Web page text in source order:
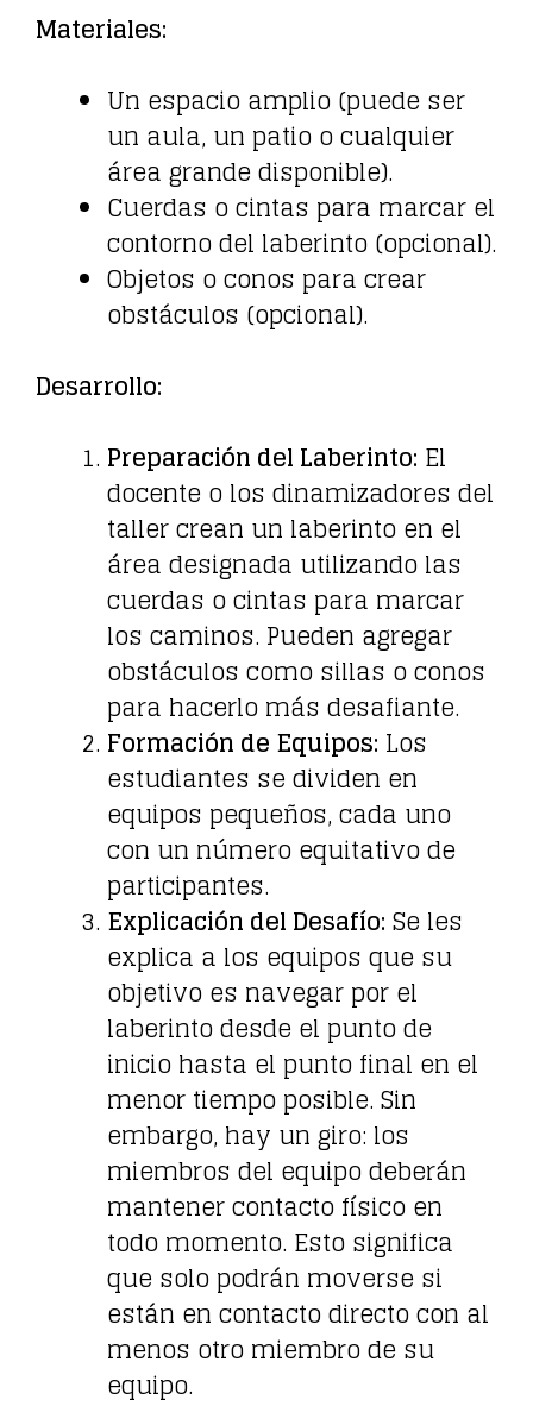
Materiales:
Un espacio amplio (puede ser
un aula, un patio o cualquier
área grande disponible).
Cuerdas o cintas para marcar el
contorno del laberinto (opcional).
Objetos o conos para crear
obstáculos (opcional).
Desarrollo:
Preparación del Laberinto: El
docente o los dinamizadores del
taller crean un laberinto en el
área designada utilizando las
cuerdas o cintas para marcar
los caminos. Pueden agregar
obstáculos como sillas o conos
para hacerlo más desafiante.
Formación de Equipos: Los
estudiantes se dividen en
equipos pequeños, cada uno
con un número equitativo de
participantes.
Explicación del Desafío:Se les
explica a los equipos que su
objetivo es navegar por el
laberinto desde el punto de
inicio hasta el punto final en el
menor tiempo posible. Sin
embargo, hay un giro: los
miembros del equipo deberán
mantener contacto físico en
todo momento. Esto significa
que solo podrán moverse si
están en contacto directo con al
menos otro miembro de su
equipo.